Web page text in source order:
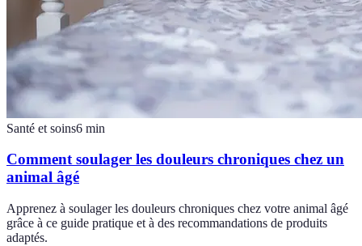
Santé et soins6 min
Comment soulager les douleurs chroniques chez un
animal âgé
Apprenez à soulager les douleurs chroniques chez votre animal âgé
grâce à ce guide pratique et à des recommandations de produits
adaptés.